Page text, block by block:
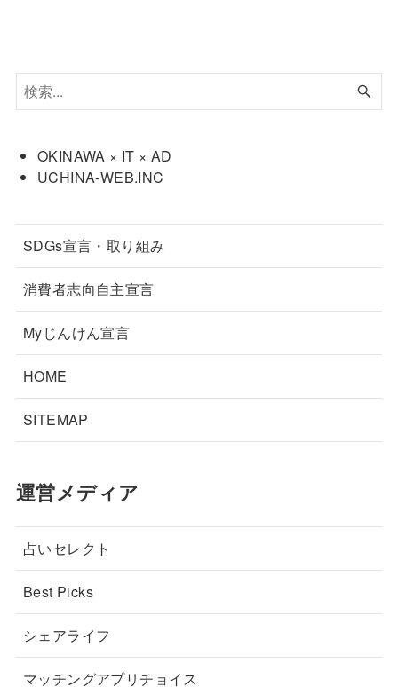
OKINAWA × IT × AD
UCHINA-WEB.INC
SDGs宣言・取り組み
消費者志向自主宣言
Myじんけん宣言
HOME
SITEMAP
運営メディア
占いセレクト
Best Picks
シェアライフ
マッチングアプリチョイス